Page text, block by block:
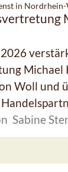
in Nordrhein-
Michael
Woll und
Sabine